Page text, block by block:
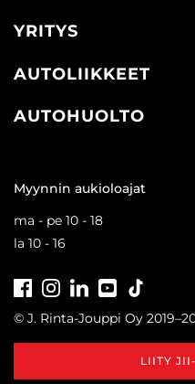
YRITYS
AUTOLIIKKEET
AUTOHUOLTO
Myynnin aukioloajat
ma - pe 10 - 18
la 10 - 16
FacebookInstagramLinkedInYoutube
© J. Rinta-Jouppi Oy
LIITY